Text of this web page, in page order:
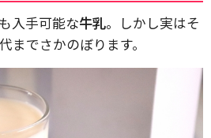
入手可能な牛乳。しかし実はそ
までさかのぼります。